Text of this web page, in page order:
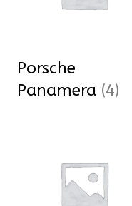
Porsche
Panamera (4)